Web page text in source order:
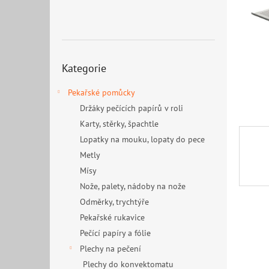
kategorie
Kategorie
Pekařské pomůcky
Držáky pečících papírů v roli
Karty, stěrky, špachtle
Lopatky na mouku, lopaty do pece
Metly
Mísy
Nože, palety, nádoby na nože
Odměrky, trychtýře
Pekařské rukavice
Pečící papíry a fólie
Plechy na pečení
Plechy do konvektomatu